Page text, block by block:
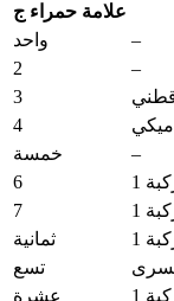
علامة حمراء ج
واحد
–
2
–
3
4
خمسة
–
6
1
7
1
ثمانية
1
تسع
عشرة
1